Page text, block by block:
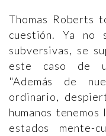
Thomas Roberts
cuestión. Ya no
subversivas, se
este caso de
"Además de
ordinario,
humanos
estados mente-